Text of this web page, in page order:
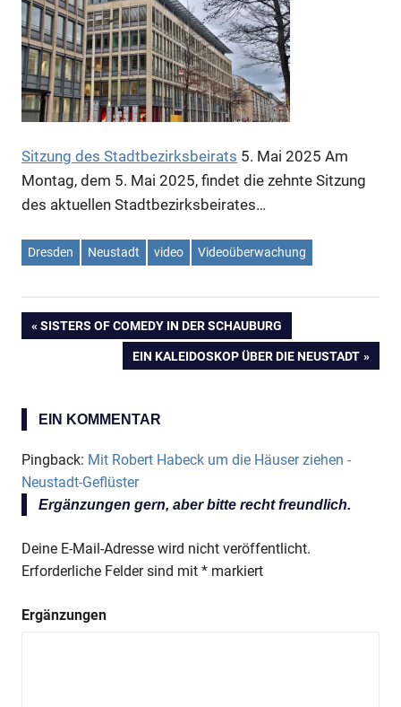
Anzeige
Anzeige
Sitzung des Stadtbezirksbeirats 5. Mai 2025 Am
Montag, dem 5. Mai 2025, findet die zehnte Sitzung
des aktuellen Stadtbezirksbeirates…
Dresden Neustadt video Videoüberwachung
Beitragsnavigation
VORHERIGER
SISTERS OF COMEDY IN DER SCHAUBURG
NÄCHSTER
EIN KALEIDOSKOP ÜBER DIE NEUSTADT
EIN KOMMENTAR
Pingback: Mit Robert Habeck um die Häuser ziehen -
Neustadt-Geflüster
Ergänzungen gern, aber bitte recht freundlich.
Deine E-Mail-Adresse wird nicht veröffentlicht.
Erforderliche Felder sind mit * markiert
Ergänzungen